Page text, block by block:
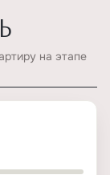
на этапе